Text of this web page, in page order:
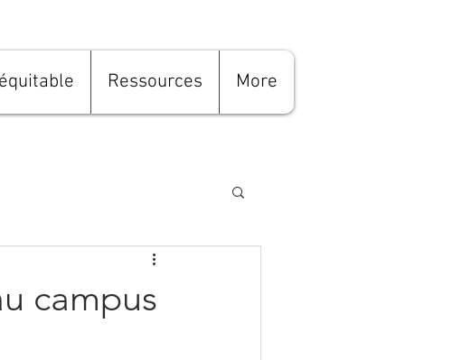
Ressources More
campus